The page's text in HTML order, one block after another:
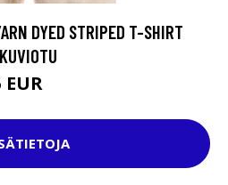
DYED STRIPED T-SHIRT
KUVIOTU
EUR